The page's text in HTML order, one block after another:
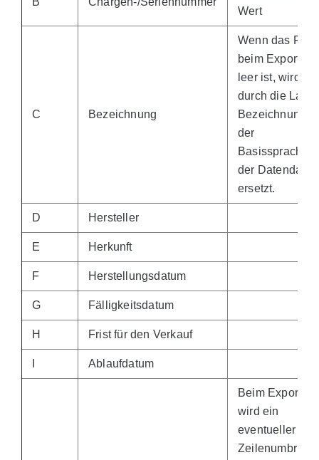
Wert
C Bezeichnung
Wenn das Feld
beim Export
leer ist, wird es
durch die
Bezeichnung in
der
Basissprache
der Datendatei
ersetzt.
D Hersteller
E Herkunft
F Herstellungsdatum
G Fälligkeitsdatum
H Frist für den Verkauf
Ablaufdatum
Beim Export
wird ein
eventueller
Zeilenumbruch